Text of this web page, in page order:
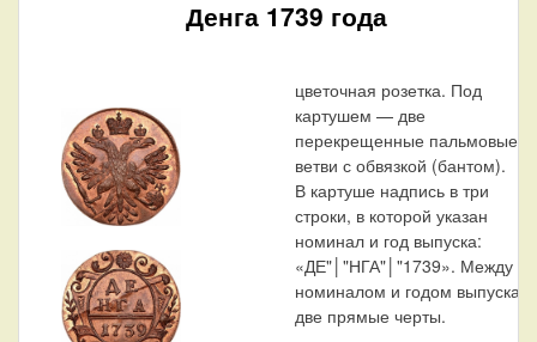
Денга 1739 года
цветочная розетка. Под
картушем — две
перекрещенные пальмовые
ветви с обвязкой (бантом).
В картуше надпись в три
строки, в которой указан
номинал и год выпуска:
«ДЕ"│"НГА"│"1739». Между
номиналом и годом выпуска
две прямые черты.